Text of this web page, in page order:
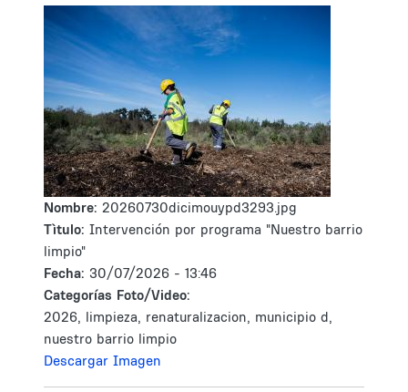
Nombre: 20260730dicimouypd3293.jpg
Tìtulo: Intervención por programa "Nuestro barrio
limpio"
Fecha: 30/07/2026 - 13:46
Categorías Foto/Video:
2026, limpieza, renaturalizacion, municipio d,
nuestro barrio limpio
Descargar Imagen